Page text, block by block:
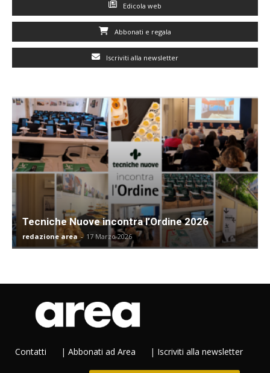
Edicola web
Abbonati e regala
Iscriviti alla newsletter
Tecniche Nuove incontra l’Ordine 2026
redazione area - 17 Marzo 2026
Contatti | Abbonati ad Area | Iscriviti alla newsletter